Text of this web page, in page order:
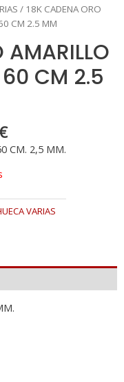
/ 18K CADENA ORO
CM 2.5 MM
AMARILLO
60 CM 2.5
€
CM. 2,5 MM.
VARIAS